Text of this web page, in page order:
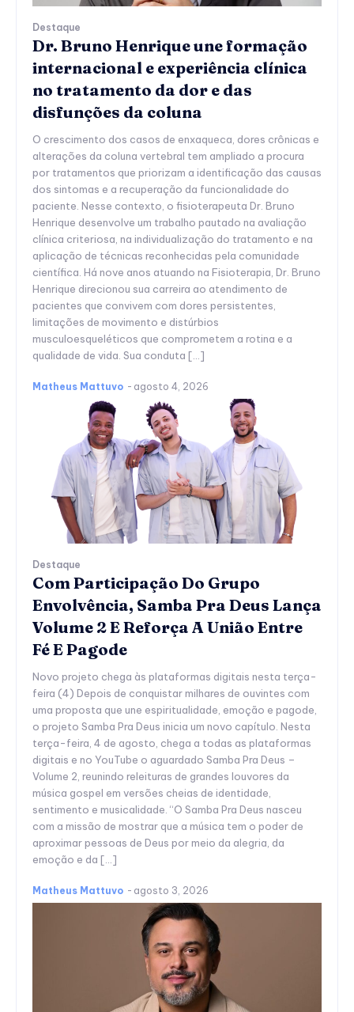
Destaque
Dr. Bruno Henrique une formação
internacional e experiência clínica
no tratamento da dor e das
disfunções da coluna
O crescimento dos casos de enxaqueca, dores crônicas e
alterações da coluna vertebral tem ampliado a procura
por tratamentos que priorizam a identificação das causas
dos sintomas e a recuperação da funcionalidade do
paciente. Nesse contexto, o fisioterapeuta Dr. Bruno
Henrique desenvolve um trabalho pautado na avaliação
clínica criteriosa, na individualização do tratamento e na
aplicação de técnicas reconhecidas pela comunidade
científica. Há nove anos atuando na Fisioterapia, Dr. Bruno
Henrique direcionou sua carreira ao atendimento de
pacientes que convivem com dores persistentes,
limitações de movimento e distúrbios
musculoesqueléticos que comprometem a rotina e a
qualidade de vida. Sua conduta […]
Matheus Mattuvo - agosto 4, 2026
Destaque
Com Participação Do Grupo
Envolvência, Samba Pra Deus Lança
Volume 2 E Reforça A União Entre
Fé E Pagode
Novo projeto chega às plataformas digitais nesta terça-
feira (4) Depois de conquistar milhares de ouvintes com
uma proposta que une espiritualidade, emoção e pagode,
o projeto Samba Pra Deus inicia um novo capítulo. Nesta
terça-feira, 4 de agosto, chega a todas as plataformas
digitais e no YouTube o aguardado Samba Pra Deus –
Volume 2, reunindo releituras de grandes louvores da
música gospel em versões cheias de identidade,
sentimento e musicalidade. “O Samba Pra Deus nasceu
com a missão de mostrar que a música tem o poder de
aproximar pessoas de Deus por meio da alegria, da
emoção e da […]
Matheus Mattuvo - agosto 3, 2026